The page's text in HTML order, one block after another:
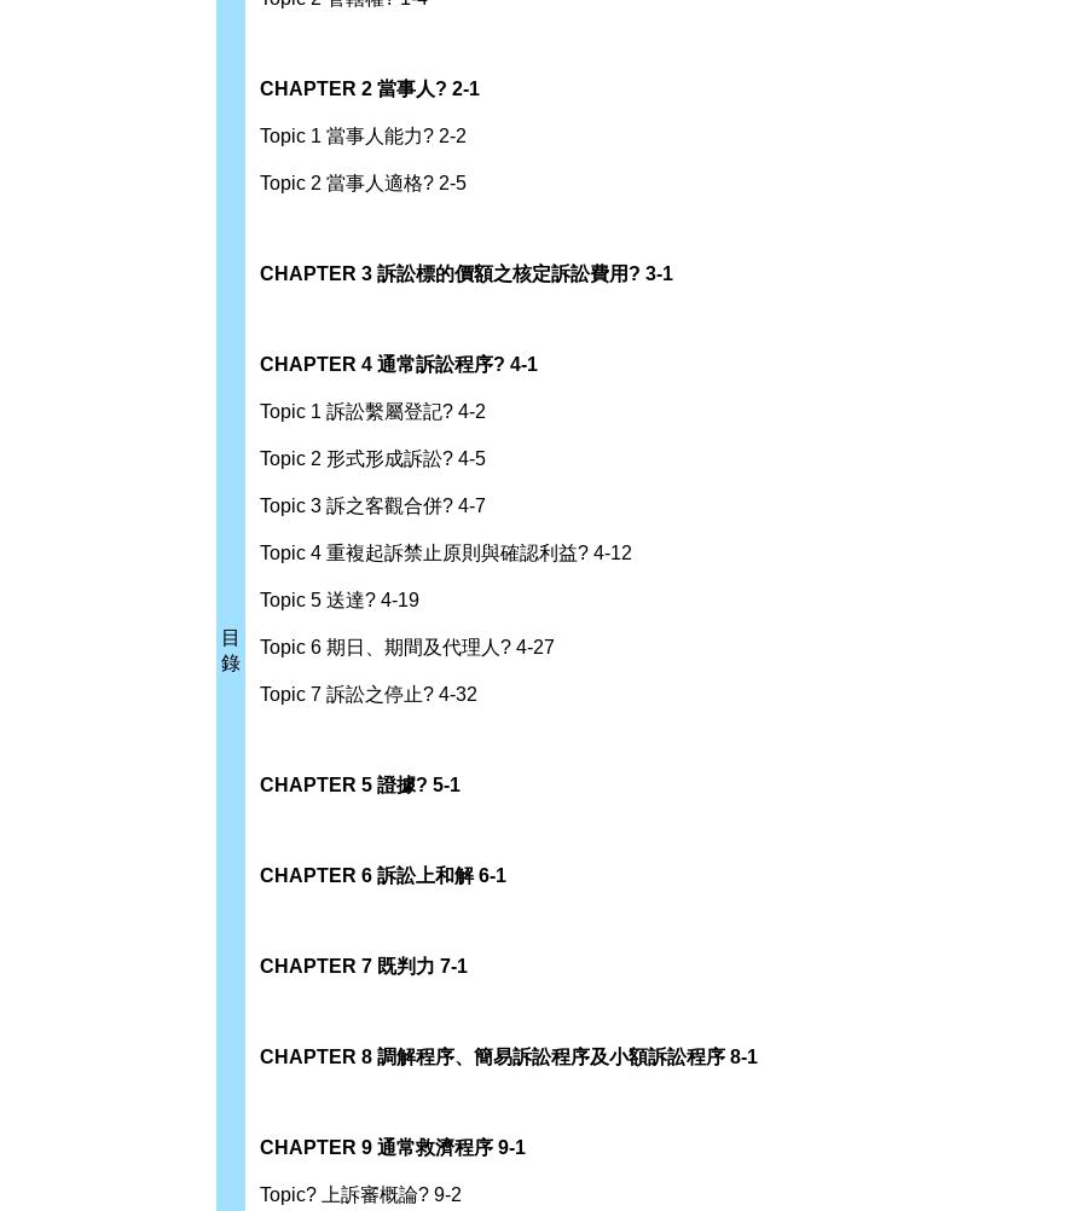
目
錄
CHAPTER 2 當事人? 2-1
Topic 1 當事人能力? 2-2
Topic 2 當事人適格? 2-5
CHAPTER 3 訴訟標的價額之核定訴訟費用? 3-1
CHAPTER 4 通常訴訟程序? 4-1
Topic 1 訴訟繫屬登記? 4-2
Topic 2 形式形成訴訟? 4-5
Topic 3 訴之客觀合併? 4-7
Topic 4 重複起訴禁止原則與確認利益? 4-12
Topic 5 送達? 4-19
Topic 6 期日、期間及代理人? 4-27
Topic 7 訴訟之停止? 4-32
CHAPTER 5 證據? 5-1
CHAPTER 6 訴訟上和解 6-1
CHAPTER 7 既判力 7-1
CHAPTER 8 調解程序、簡易訴訟程序及小額訴訟程序 8-1
CHAPTER 9 通常救濟程序 9-1
Topic? 上訴審概論? 9-2